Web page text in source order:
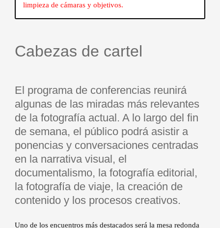
limpieza de cámaras y objetivos.
Cabezas de cartel
El programa de conferencias reunirá
algunas de las miradas más relevantes
de la fotografía actual. A lo largo del fin
de semana, el público podrá asistir a
ponencias y conversaciones centradas
en la narrativa visual, el
documentalismo, la fotografía editorial,
la fotografía de viaje, la creación de
contenido y los procesos creativos.
Uno de los encuentros más destacados será la mesa redonda